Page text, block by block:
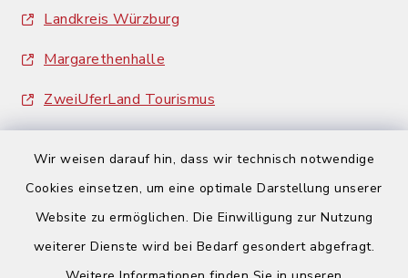
Wir weisen darauf hin, dass wir technisch notwendige
Cookies einsetzen, um eine optimale Darstellung unserer
Website zu ermöglichen. Die Einwilligung zur Nutzung
weiterer Dienste wird bei Bedarf gesondert abgefragt.
Landkreis Würzburg
Margarethenhalle
ZweiUferLand Tourismus